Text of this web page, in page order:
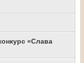
«Слава